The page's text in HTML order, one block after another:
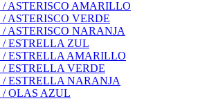
/ ASTERISCO AMARILLO
/ ASTERISCO VERDE
/ ASTERISCO NARANJA
/ ESTRELLA ZUL
/ ESTRELLA AMARILLO
/ ESTRELLA VERDE
/ ESTRELLA NARANJA
/ OLAS AZUL